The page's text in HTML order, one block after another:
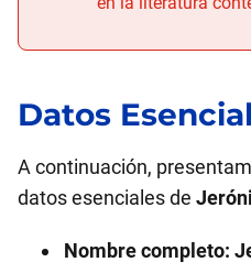
Datos
A continuación,
datos esenciales de
Nombre completo: